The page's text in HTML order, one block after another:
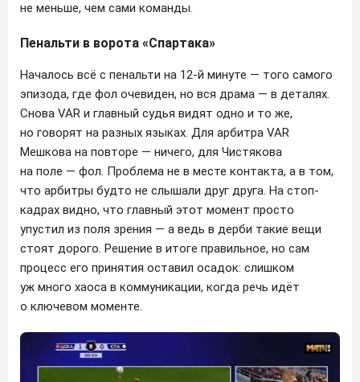
не меньше, чем сами команды.
Пенальти в ворота «Спартака»
Началось всё с пенальти на 12-й минуте — того самого
эпизода, где фол очевиден, но вся драма — в деталях.
Снова VAR и главный судья видят одно и то же,
но говорят на разных языках. Для арбитра VAR
Мешкова на повторе — ничего, для Чистякова
на поле — фол. Проблема не в месте контакта, а в том,
что арбитры будто не слышали друг друга. На стоп-
кадрах видно, что главный этот момент просто
упустил из поля зрения — а ведь в дерби такие вещи
стоят дорого. Решение в итоге правильное, но сам
процесс его принятия оставил осадок: слишком
уж много хаоса в коммуникации, когда речь идёт
о ключевом моменте.